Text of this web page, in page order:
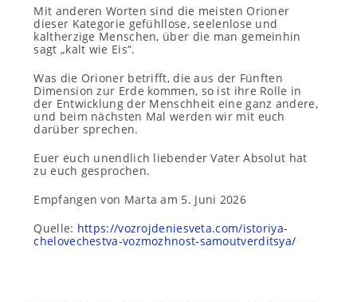
Mit anderen Worten sind die meisten Orioner
dieser Kategorie gefühllose, seelenlose und
kaltherzige Menschen, über die man gemeinhin
sagt „kalt wie Eis“.
Was die Orioner betrifft, die aus der Fünften
Dimension zur Erde kommen, so ist ihre Rolle in
der Entwicklung der Menschheit eine ganz andere,
und beim nächsten Mal werden wir mit euch
darüber sprechen.
Euer euch unendlich liebender Vater Absolut hat
zu euch gesprochen.
Empfangen von Marta am 5. Juni 2026
Quelle: https://vozrojdeniesveta.com/istoriya-
chelovechestva-vozmozhnost-samoutverditsya/